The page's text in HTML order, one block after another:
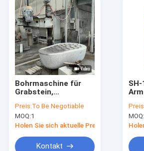
Produkte
VR Show
Über uns
Fabrik-Ausflug
Treten Sie mit uns in Verbindung
Nachrichten
Bohrmaschine für
Grabstein,
Waschbecken
Preis:To Be Negotiable
MOQ:1
Holen Sie sich aktuelle Preis
Kontakt
MOQ: